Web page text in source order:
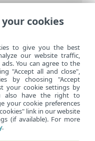
>ESET
віртуального
cookies
to give you the best
our website traffic,
You can agree to the
"Accept all and close",
by choosing "Accept
your cookie settings by
also have the right to
your cookie preferences
link in our website
(if available). For more
.